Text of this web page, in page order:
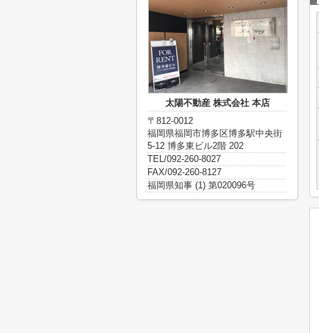
太陽不動産 株式会社 本店
〒812-0012
福岡県福岡市博多区博多駅中央街
5-12 博多東ビル2階 202
TEL/092-260-8027
FAX/092-260-8127
福岡県知事 (1) 第020096号